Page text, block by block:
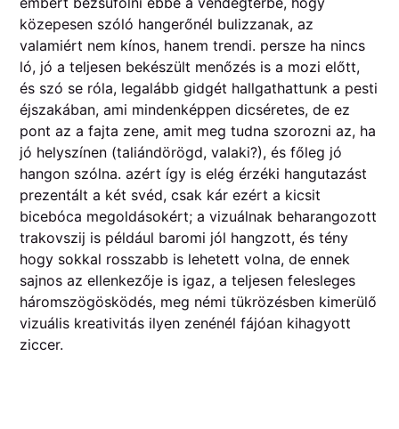
közepesen szóló hangerőnél bulizzanak, az
valamiért nem kínos, hanem trendi. persze ha nincs
ló, jó a teljesen bekészült menőzés is a mozi előtt,
és szó se róla, legalább gidgét hallgathattunk a pesti
éjszakában, ami mindenképpen dicséretes, de ez
pont az a fajta zene, amit meg tudna szorozni az, ha
jó helyszínen (taliándörögd, valaki?), és főleg jó
hangon szólna. azért így is elég érzéki hangutazást
prezentált a két svéd, csak kár ezért a kicsit
bicebóca megoldásokért; a vizuálnak beharangozott
trakovszij is például baromi jól hangzott, és tény
hogy sokkal rosszabb is lehetett volna, de ennek
sajnos az ellenkezője is igaz, a teljesen felesleges
háromszögösködés, meg némi tükrözésben kimerülő
vizuális kreativitás ilyen zenénél fájóan kihagyott
ziccer.